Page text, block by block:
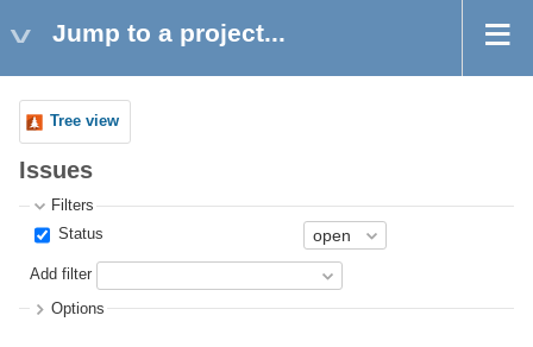
Jump to a project...
Tree view
Issues
Filters
Status
Add filter
Options